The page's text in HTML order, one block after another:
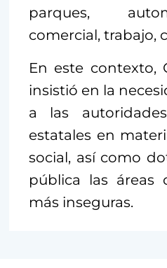
parques,
comercial, trabajo,
En este contexto,
insistió en la
a las
estatales en
social, así como
pública las áreas
más inseguras.